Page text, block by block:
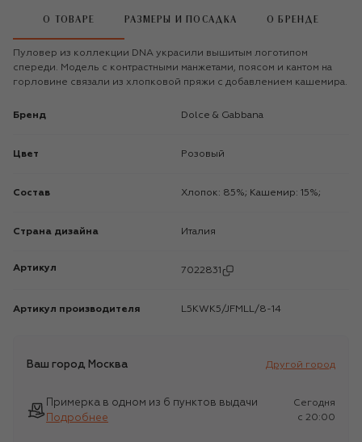
О ТОВАРЕ РАЗМЕРЫ И ПОСАДКА О БРЕНДЕ
Пуловер из коллекции DNA украсили вышитым логотипом
спереди. Модель с контрастными манжетами, поясом и кантом на
горловине связали из хлопковой пряжи с добавлением кашемира.
Бренд Dolce & Gabbana
Цвет Розовый
Состав Хлопок: 85%; Кашемир: 15%;
Страна дизайна Италия
Артикул 7022831
Артикул производителя L5KWK5/JFMLL/8-14
Ваш город Москва Другой город
Примерка в одном из 6 пунктов выдачи
Подробнее
Сегодня
c 20:00